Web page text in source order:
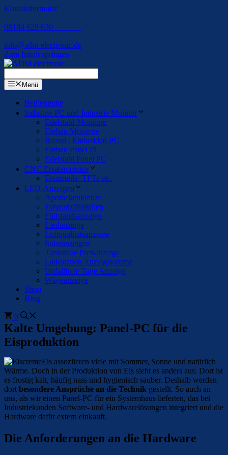
Kontaktformular
08104 629 630
info@adm-electronic.de
Zum Inhalt springen
Menü
Bedienpulte
Industrie PC und Industrie Monitor
Edelstahl-Monitore
Einbau Monitore
Boxed / Embedded PC
Einbau Panel PC
Edelstahl Panel PC
CNC Ersatzmonitor
Ersatzteile: TFTs etc.
LED-Anzeigen
Apothekenkreuze
Fahrradzählstellen
Füllstandsanzeige
Liedanzeige
Luftqualitätsanzeige
Solaranzeigen
Tankstelle Preisanzeige
Ladestation Anzeigsysteme
Unfallfreie Tage Anzeige
Wägeanzeige
Shop
Blog
0
Kalte Umgebung: Panel-PC für die
Eisproduktion
Eis assoziieren viele mit Sommer, Sonne und natürlich
Wärme. Doch in der Produktion von Eis sieht es anders aus: Dort ist
es frostig kalt, häufig nass und hygienisch sauber. Deshalb werden
dort besondere Ansprüche an die Technik gestellt. So auch an
uns, als wir einen Panel-PC für ein Systemhaus lieferten, das bei
Industriekunden Software- und Hardwarelösungen integriert und die
Hardware dafür extern einkauft.
Die Anforderungen an die Hardware